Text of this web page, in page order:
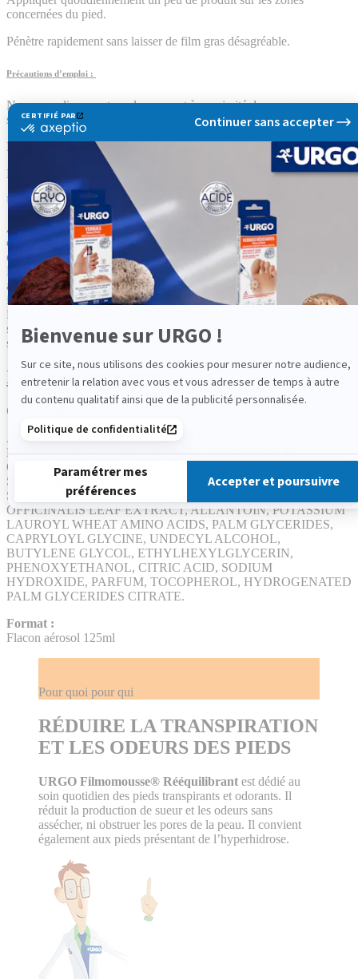
concernées du pied.
Pénètre rapidement sans laisser de film gras désagréable.
Précautions d’emploi :
Ne pas appliquer autour des yeux et à proximité des muqueuses ou
sur des plaies.
Ne pas utiliser chez une personne sensible à l’un des constituants.
Ne pas laisser à la portée des enfants.
Usage externe uniquement.
Attention. Récipients sous pression
: peut éclater sous l’effet de la
chaleur. Tenir à l’écart de la chaleur, des surfaces chaudes, des
étincelles, des flammes nues et de toute autre source d’inflammation.
Ne pas fumer. Ne pas vaporiser sur une flamme nue ou sur toute
autre source d’ignition. Contient 9 % en masse de composants
inflammables. Ne pas perforer, ni brûler, même après usage.
Protéger du rayonnement solaire. Ne pas exposer à une température
supérieure à 50°C/ 122°F. Tenir hors de portée des enfants. Utiliser
seulement dans des zones bien ventilées.
Les infos pratiques
Composition :
AQUA, BUTANE, CETEARYL ALCOHOL, GLYCERIN,
PROPYLENE GLYCOL, PROPANE, STEARIC ACID,
GLYCERYL STEARATE, SODIUM LAUROYL
SARCOSINATE, DECYL OLEATE, OCTYLDODECANOL,
SORBITOL, QUERCUS ROBUR BARK EXTRACT, SALVIA
OFFICINALIS LEAF EXTRACT, ALLANTOIN, POTASSIUM
LAUROYL WHEAT AMINO ACIDS, PALM GLYCERIDES,
CAPRYLOYL GLYCINE, UNDECYL ALCOHOL,
BUTYLENE GLYCOL, ETHYLHEXYLGLYCERIN,
PHENOXYETHANOL, CITRIC ACID, SODIUM
HYDROXIDE, PARFUM, TOCOPHEROL, HYDROGENATED
PALM GLYCERIDES CITRATE.
Format :
Flacon aérosol 125ml
Pour quoi pour qui
RÉDUIRE LA TRANSPIRATION
ET LES ODEURS DES PIEDS
URGO Filmomousse® Rééquilibrant est dédié au
soin quotidien des pieds transpirants et odorants. Il
réduit la production de sueur et les odeurs sans
assécher, ni obstruer les pores de la peau. Il convient
également aux pieds présentant de l’hyperhidrose.